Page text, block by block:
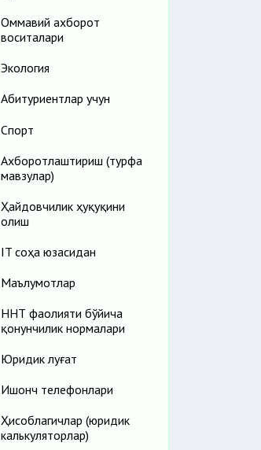
Оммавий ахборот
воситалари
Экология
Абитуриентлар учун
Спорт
Ахборотлаштириш (турфа
мавзулар)
Ҳайдовчилик ҳуқуқини
олиш
IT соҳа юзасидан
Маълумотлар
ННТ фаолияти бўйича
қонунчилик нормалари
Юридик луғат
Ишонч телефонлари
Ҳисоблагичлар (юридик
калькуляторлар)